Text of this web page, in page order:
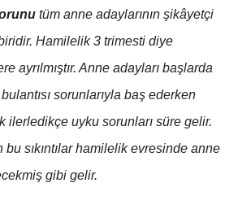
tüm anne adaylarının şikâyetçi
Hamilelik 3 trimesti diye
ayrılmıştır. Anne adayları başlarda
bulantısı sorunlarıyla baş ederken
ilerledikçe uyku sorunları süre gelir.
sıkıntılar hamilelik evresinde anne
gibi gelir.